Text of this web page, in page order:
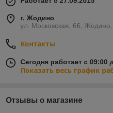
г. Жодино
ул. Московская, 66,
Контакты
Сегодня работает с 09:00
Показать весь график
Отзывы о магазине